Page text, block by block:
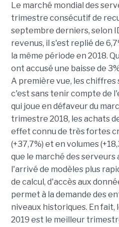
Le marché mondial des
trimestre consécutif de
septembre derniers, selon
revenus, il s'est replié de
la même période en 2018.
ont accusé une baisse de
A première vue, les chiffres
c'est sans tenir compte de
qui joue en défaveur du
trimestre 2018, les achats
effet connu de très fortes
(+37,7%) et en volumes
que le marché des serveurs
l'arrivé de modèles plus
de calcul, d'accès aux
permet à la demande des
niveaux historiques. En
2019 est le meilleur